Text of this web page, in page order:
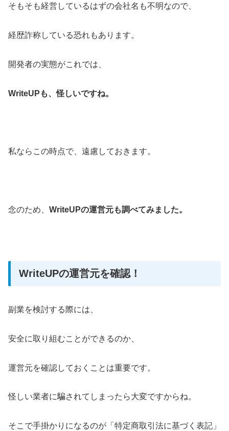
そもそも経営しているはずの会社名も不明なので、
経歴詐称している恐れもあります。
開発者の実態がこれでは、
WriteUPも、怪しいですね。
私ならこの時点で、遠慮しておきます。
念のため、 WriteUPの運営元も調べてみました。
WriteUPの運営元を確認！
副業を検討する際には、
安全に取り組むことができるのか、
運営元を確認しておくことは重要です。
怪しい業者に騙されてしまったら大変ですからね。
そこで手掛かりになるのが「特定商取引法に基づく表記」